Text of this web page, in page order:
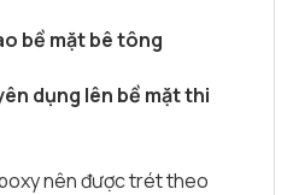
bề mặt bê tông
dụng lên bề mặt thi
nên được trét theo